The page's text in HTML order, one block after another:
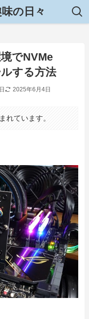
の日々
でNVMe
する方法
2025年6月4日
れています。